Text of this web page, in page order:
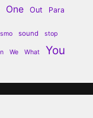
One Out Para
sound stop
We What You